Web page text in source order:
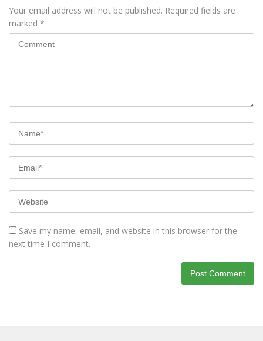
Your email address will not be published. Required fields are
marked *
Save my name, email, and website in this browser for the
next time I comment.